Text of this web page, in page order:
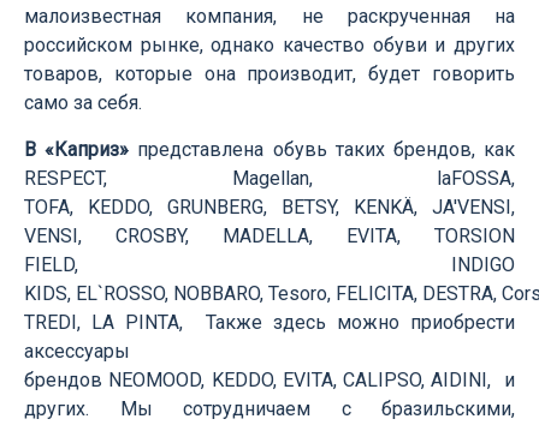
малоизвестная компания, не раскрученная на
российском рынке, однако качество обуви и других
товаров, которые она производит, будет говорить
само за себя.
В «Каприз» представлена обувь таких брендов, как
RESPECT, Magellan, laFOSSA,
TOFA, KEDDO, GRUNBERG, BETSY, KENKÄ, JA'VENSI,
VENSI, CROSBY, MADELLA, EVITA, TORSION
FIELD, INDIGO
KIDS, EL`ROSSO, NOBBARO, Tesoro, FELICITA, DESTRA,
TREDI, LA PINTA, Также здесь можно приобрести
аксессуары
брендов NEOMOOD, KEDDO, EVITA, CALIPSO, AIDINI, и
других. Мы сотрудничаем с бразильскими,